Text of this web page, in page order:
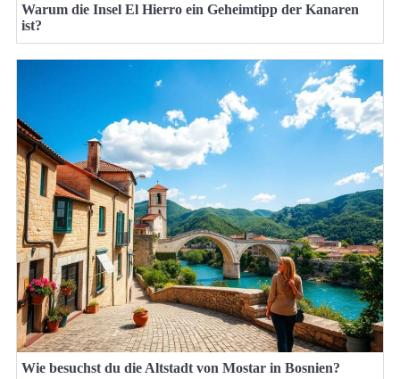
Warum die Insel El Hierro ein Geheimtipp der Kanaren
ist?
Wie besuchst du die Altstadt von Mostar in Bosnien?